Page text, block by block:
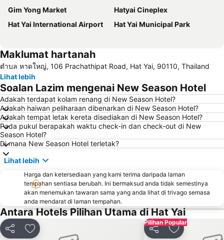
Gim Yong Market
Hatyai Cineplex
Hat Yai International Airport
Hat Yai Municipal Park
Maklumat hartanah
ตําบล หาดใหญ่, 106 Prachathipat Road, Hat Yai, 90110, Thailand
Lihat lebih
Soalan Lazim mengenai New Season Hotel
Adakah terdapat kolam renang di New Season Hotel?
Adakah haiwan peliharaan dibenarkan di New Season Hotel?
Adakah tempat letak kereta disediakan di New Season Hotel?
Pada pukul berapakah waktu check-in dan check-out di New
Season Hotel?
Di mana New Season Hotel terletak?
Lihat lebih
Harga dan ketersediaan yang kami terima daripada laman
tempahan sentiasa berubah. Ini bermaksud anda tidak semestinya
akan menemukan tawaran sama yang anda lihat di trivago semasa
anda mendarat di laman tempahan.
Antara Hotels Pilihan Utama di Hat Yai
Kongsi Tambah ke favorit
Pilihan Popular
Kongsi Tambah ke